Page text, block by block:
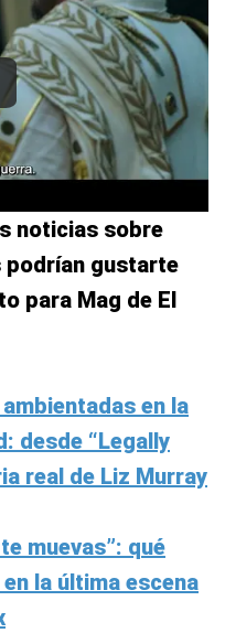
noticias sobre
podrían gustarte
para Mag de El
en la
desde “Legally
real de Liz Murray
muevas”: qué
la última escena